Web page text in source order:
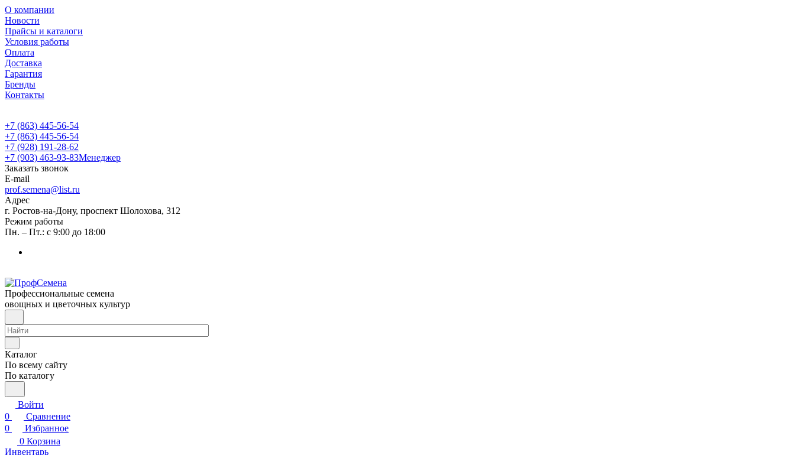
О компании
Новости
Прайсы и каталоги
Условия работы
Оплата
Доставка
Гарантия
Бренды
Контакты
+7 (863) 445-56-54
+7 (863) 445-56-54
+7 (928) 191-28-62
+7 (903) 463-93-83Менеджер
Заказать звонок
E-mail
prof.semena@list.ru
Адрес
г. Ростов-на-Дону, проспект Шолохова, 312
Режим работы
Пн. – Пт.: с 9:00 до 18:00
Профессиональные семена
овощных и цветочных культур
Каталог
По всему сайту
По каталогу
Войти
0
Сравнение
0
Избранное
0 Корзина
Инвентарь